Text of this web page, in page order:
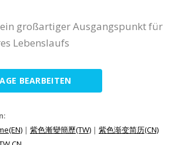
großartiger Ausgangspunkt für
Lebenslaufs
BEARBEITEN
| 紫色漸變簡歷(TW) | 紫色渐变简历(CN)